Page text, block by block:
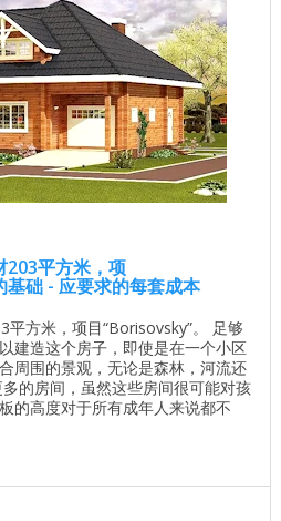
203平方米，项
础 - 应要求的每套成本
平方米，项目“Borisovsky”。 足够
建造这个房子，即使是在一个小区
周围的景观，无论是森林，河流还
的房间，虽然这些房间很可能对孩
的高度对于所有成年人来说都不
以通过几个牙冠来增加第二个房间
间数量 五 生活区 97.3平方米 总面
平方米 一楼面积 95.17平方米 ...